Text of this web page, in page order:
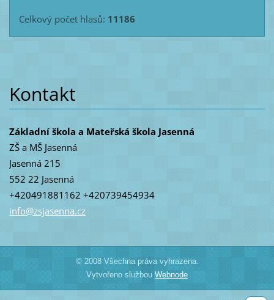
Celkový počet hlasů: 11186
Kontakt
Základní škola a Mateřská škola Jasenná
ZŠ a MŠ Jasenná
Jasenná 215
552 22 Jasenná
+420491881162 +420739454934
info@zsjasenna.cz
© 2008 Všechna práva vyhrazena.
Vytvořeno službou Webnode